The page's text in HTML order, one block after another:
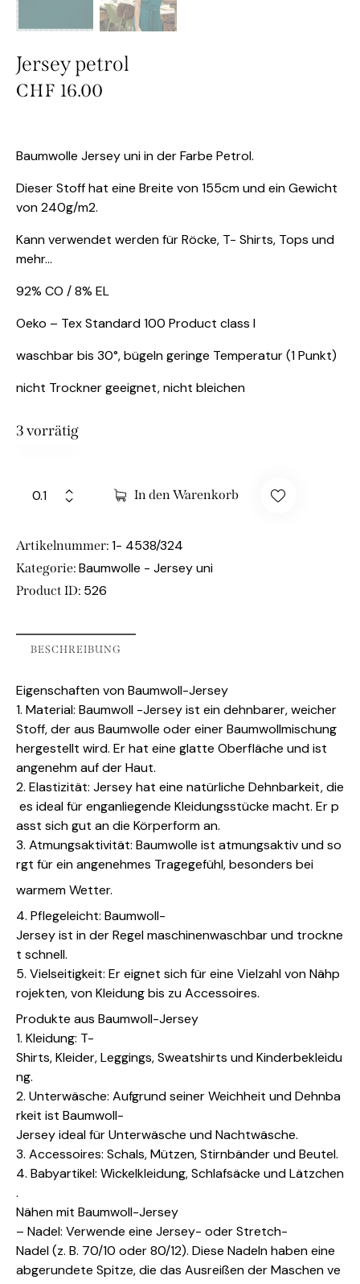
Jersey petrol
CHF 16.00
Baumwolle Jersey uni in der Farbe Petrol.
Dieser Stoff hat eine Breite von 155cm und ein Gewicht
von 240g/m2.
Kann verwendet werden für Röcke, T- Shirts, Tops und
mehr…
92% CO / 8% EL
Oeko – Tex Standard 100 Product class I
waschbar bis 30°, bügeln geringe Temperatur (1 Punkt)
nicht Trockner geeignet, nicht bleichen
3 vorrätig
In den Warenkorb
Artikelnummer: 1- 4538/324
Kategorie: Baumwolle - Jersey uni
Product ID: 526
BESCHREIBUNG
Eigenschaften von Baumwoll-Jersey
1. Material: Baumwoll -Jersey ist ein dehnbarer, weicher
Stoff, der aus Baumwolle oder einer Baumwollmischung
hergestellt wird. Er hat eine glatte Oberfläche und ist
angenehm auf der Haut.
2. Elastizität: Jersey hat eine natürliche Dehnbarkeit, die
es ideal für enganliegende Kleidungsstücke macht. Er p
asst sich gut an die Körperform an.
3. Atmungsaktivität: Baumwolle ist atmungsaktiv und so
rgt für ein angenehmes Tragegefühl, besonders bei
warmem Wetter.
4. Pflegeleicht: Baumwoll-
Jersey ist in der Regel maschinenwaschbar und trockne
t schnell.
5. Vielseitigkeit: Er eignet sich für eine Vielzahl von Nähp
rojekten, von Kleidung bis zu Accessoires.
Produkte aus Baumwoll-Jersey
1. Kleidung: T-
Shirts, Kleider, Leggings, Sweatshirts und Kinderbekleidu
ng.
2. Unterwäsche: Aufgrund seiner Weichheit und Dehnba
rkeit ist Baumwoll-
Jersey ideal für Unterwäsche und Nachtwäsche.
3. Accessoires: Schals, Mützen, Stirnbänder und Beutel.
4. Babyartikel: Wickelkleidung, Schlafsäcke und Lätzchen
.
Nähen mit Baumwoll-Jersey
– Nadel: Verwende eine Jersey- oder Stretch-
Nadel (z. B. 70/10 oder 80/12). Diese Nadeln haben eine
abgerundete Spitze, die das Ausreißen der Maschen ve